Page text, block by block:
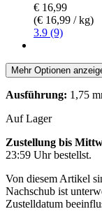
€ 16,99
(€ 16,99 / kg)
3.9 (9)
Mehr Optionen
Ausführung: 1,75
Auf Lager
Zustellung bis
23:59 Uhrbestellst.
Von diesem Artikel
Nachschub ist
Zustelldatum